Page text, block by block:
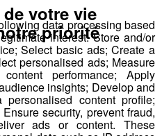
DU POSTE Sous
de Centre, et dans le
Vert, vous aurez pour
votre atelier en toute
des interventions, et
prestation, - Veiller à la
d'Emploi
data processing based
interest: Store and/or
Select basic ads; Create a
personalised ads; Measure
performance; Apply
insights; Develop and
content profile;
security, prevent fraud,
ads or content. These
votre vie
priorité